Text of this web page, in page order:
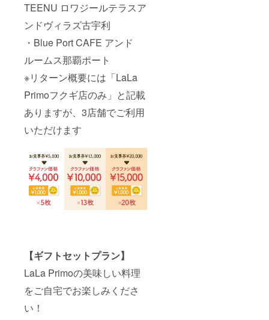
TEENU ロワジールテラスア
ンドヴィラズ古宇利
・Blue Port CAFE アンド
ルームス那覇ポート
※リターン概要には「LaLa
Primoフクギ店のみ」と記載
ありますが、3店舗でご利用
いただけます
【ギフトセットプラン】
LaLa Primoの美味しい料理
をご自宅でお楽しみくださ
い！